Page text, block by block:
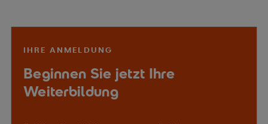
IHRE ANMELDUNG
Beginnen Sie jetzt Ihre
Weiterbildung